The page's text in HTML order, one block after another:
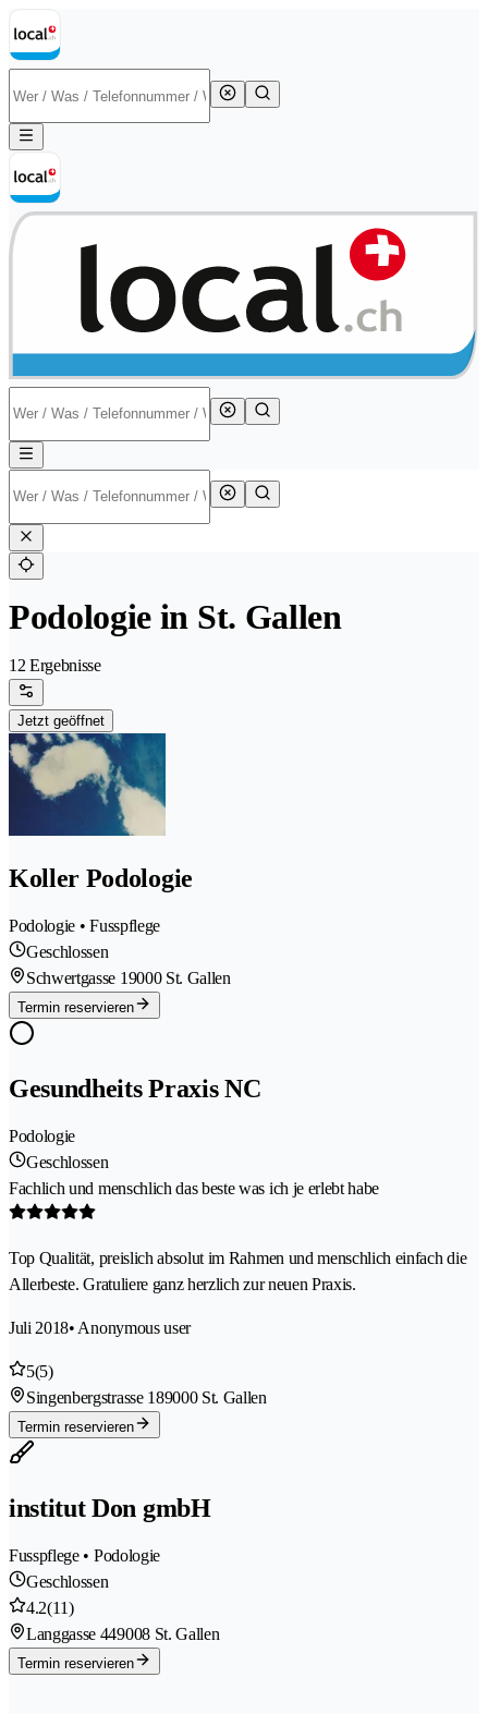
Podologie in St. Gallen
12 Ergebnisse
Jetzt geöffnet
Koller Podologie
Podologie • Fusspflege
Geschlossen
Schwertgasse 19000 St. Gallen
Termin reservieren
Gesundheits Praxis NC
Podologie
Geschlossen
Fachlich und menschlich das beste was ich je erlebt habe
Top Qualität, preislich absolut im Rahmen und menschlich einfach die
Allerbeste. Gratuliere ganz herzlich zur neuen Praxis.
Juli 2018• Anonymous user
5(5)
Singenbergstrasse 189000 St. Gallen
Termin reservieren
institut Don gmbH
Fusspflege • Podologie
Geschlossen
4.2(11)
Langgasse 449008 St. Gallen
Termin reservieren